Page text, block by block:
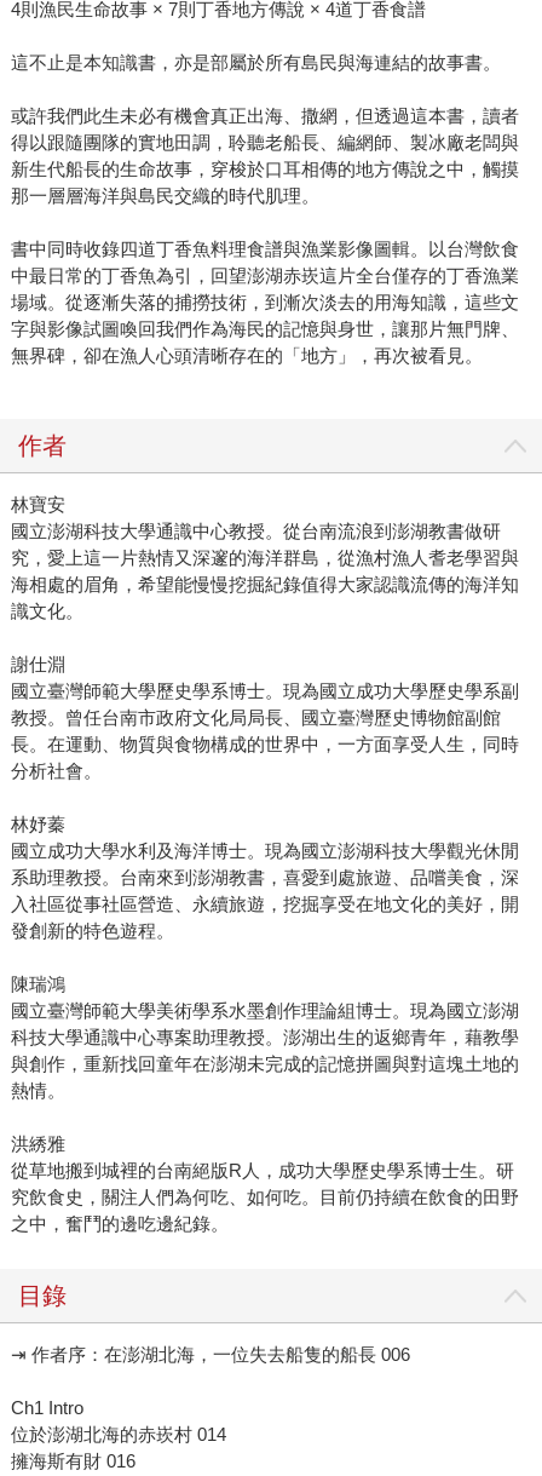
4則漁民生命故事 × 7則丁香地方傳說 × 4道丁香食譜
這不止是本知識書，亦是部屬於所有島民與海連結的故事書。
或許我們此生未必有機會真正出海、撒網，但透過這本書，讀者
得以跟隨團隊的實地田調，聆聽老船長、編網師、製冰廠老闆與
新生代船長的生命故事，穿梭於口耳相傳的地方傳說之中，觸摸
那一層層海洋與島民交織的時代肌理。
書中同時收錄四道丁香魚料理食譜與漁業影像圖輯。以台灣飲食
中最日常的丁香魚為引，回望澎湖赤崁這片全台僅存的丁香漁業
場域。從逐漸失落的捕撈技術，到漸次淡去的用海知識，這些文
字與影像試圖喚回我們作為海民的記憶與身世，讓那片無門牌、
無界碑，卻在漁人心頭清晰存在的「地方」，再次被看見。
作者
林寶安
國立澎湖科技大學通識中心教授。從台南流浪到澎湖教書做研
究，愛上這一片熱情又深邃的海洋群島，從漁村漁人耆老學習與
海相處的眉角，希望能慢慢挖掘紀錄值得大家認識流傳的海洋知
識文化。
謝仕淵
國立臺灣師範大學歷史學系博士。現為國立成功大學歷史學系副
教授。曾任台南市政府文化局局長、國立臺灣歷史博物館副館
長。在運動、物質與食物構成的世界中，一方面享受人生，同時
分析社會。
林妤蓁
國立成功大學水利及海洋博士。現為國立澎湖科技大學觀光休閒
系助理教授。台南來到澎湖教書，喜愛到處旅遊、品嚐美食，深
入社區從事社區營造、永續旅遊，挖掘享受在地文化的美好，開
發創新的特色遊程。
陳瑞鴻
國立臺灣師範大學美術學系水墨創作理論組博士。現為國立澎湖
科技大學通識中心專案助理教授。澎湖出生的返鄉青年，藉教學
與創作，重新找回童年在澎湖未完成的記憶拼圖與對這塊土地的
熱情。
洪綉雅
從草地搬到城裡的台南絕版R人，成功大學歷史學系博士生。研
究飲食史，關注人們為何吃、如何吃。目前仍持續在飲食的田野
之中，奮鬥的邊吃邊紀錄。
目錄
⇥ 作者序：在澎湖北海，一位失去船隻的船長 006
Ch1 Intro
位於澎湖北海的赤崁村 014
擁海斯有財 016